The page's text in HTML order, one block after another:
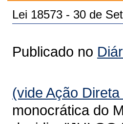
Lei 18573 - 30 de
Publicado no
(vide Ação
monocrática do